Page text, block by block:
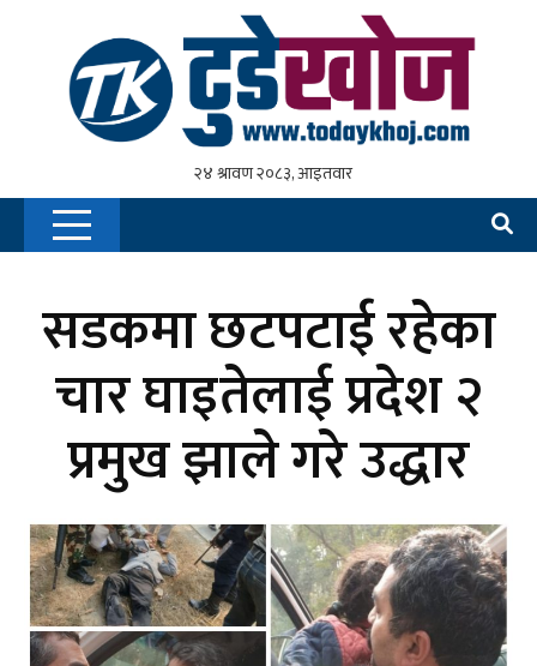
सडकमा छटपटाई रहेका
चार घाइतेलाई प्रदेश २
प्रमुख झाले गरे उद्धार